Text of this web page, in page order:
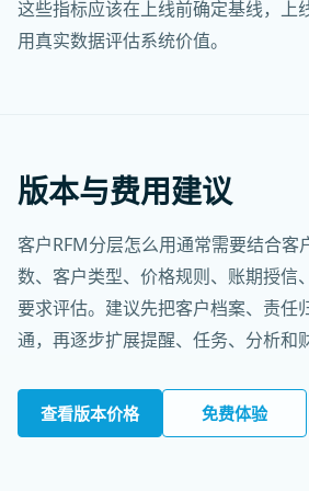
这些指标应该在上线前确定基线，上
用真实数据评估系统价值。
版本与费用建议
客户RFM分层怎么用通常需要结合客
数、客户类型、价格规则、账期授信
要求评估。建议先把客户档案、责任
通，再逐步扩展提醒、任务、分析和
查看版本价格 免费体验